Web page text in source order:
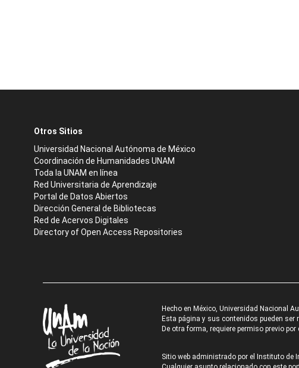
Otros Sitios
Universidad Nacional Autónoma de México
Coordinación de Humanidades UNAM
Toda la UNAM en línea
Red Universitaria de Aprendizaje
Portal de Datos Abiertos
Dirección General de Bibliotecas
Red de Acervos Digitales
Directory of Open Access Repositories
Hecho en México, Universidad Nacional
Esta página y sus contenidos pueden
De otra forma, requiere permiso previo
Sitio web administrado por el Instituto de